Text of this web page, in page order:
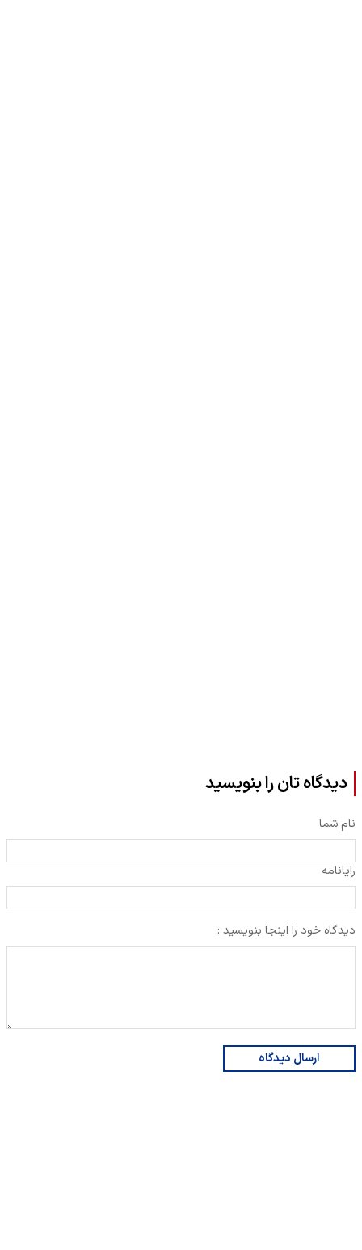
دیدگاه تان را بنویسید
نام شما
رایانامه
دیدگاه خود را اینجا بنویسید :
ارسال دیدگاه